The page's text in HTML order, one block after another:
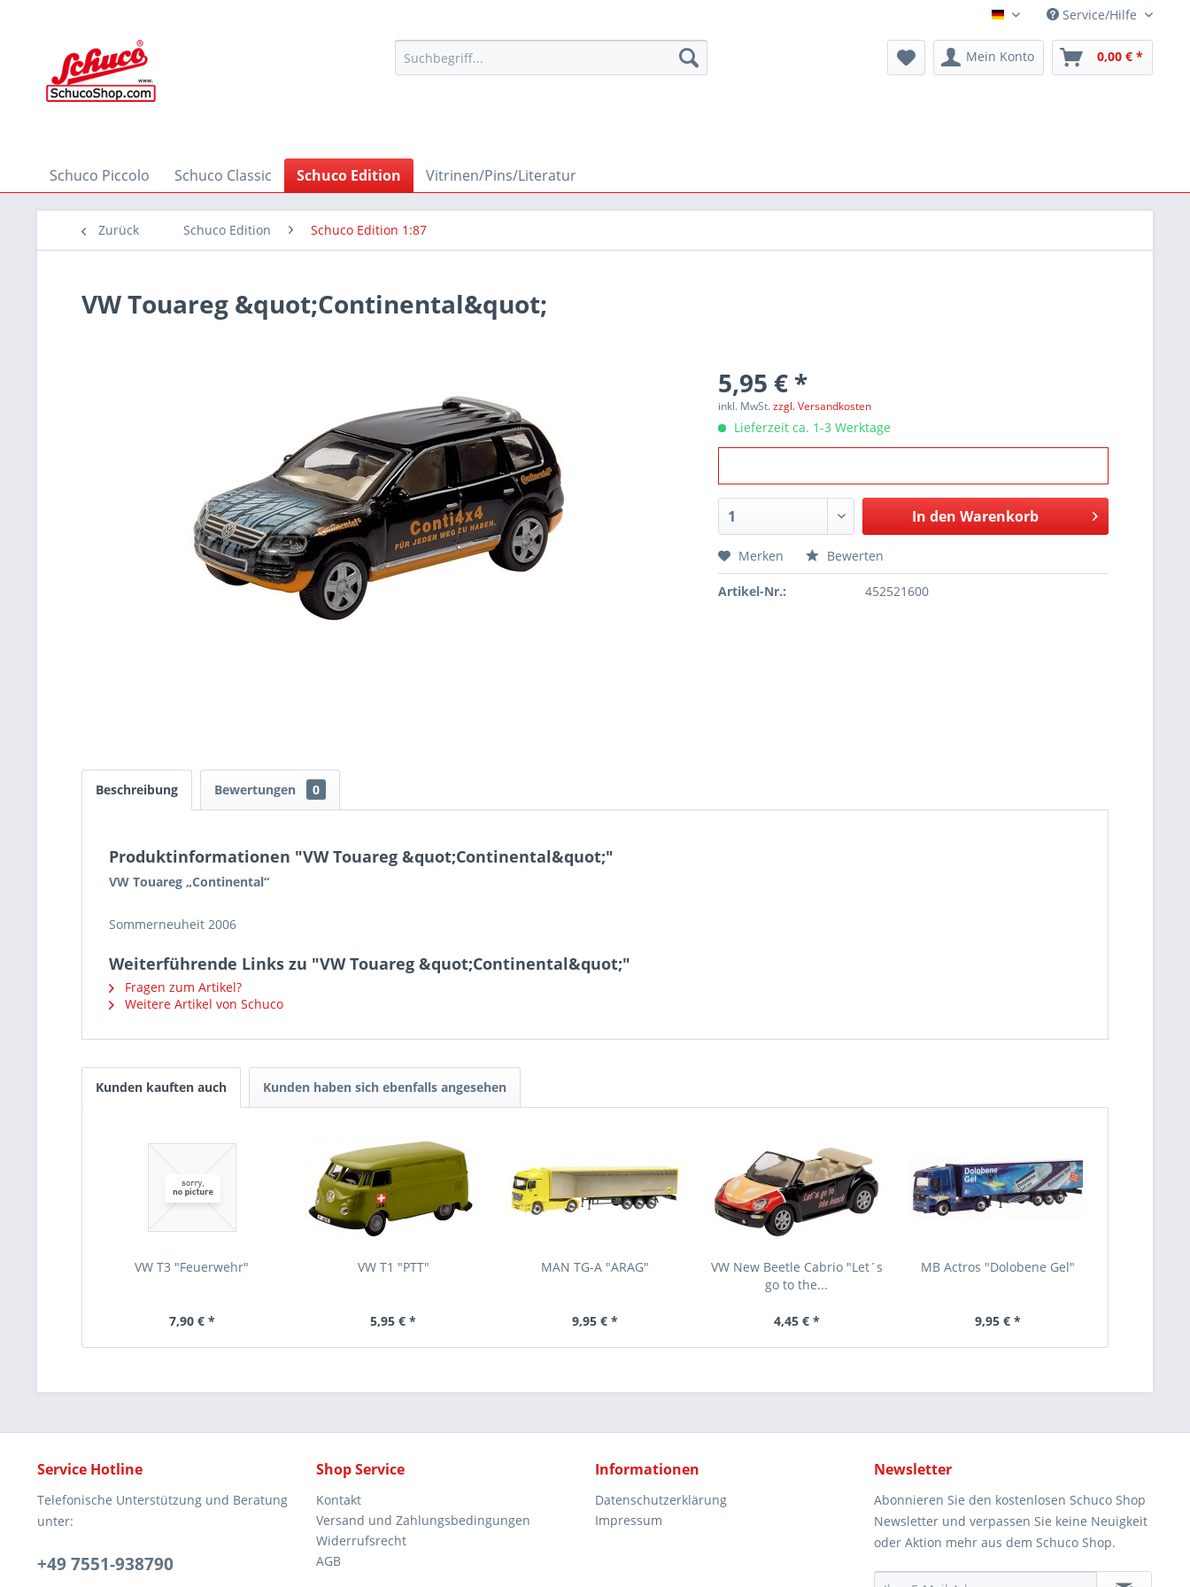
Deutsch Service/Hilfe
Mein Konto 0,00 € *
Schuco Piccolo Schuco Classic Schuco Edition Vitrinen/Pins/Literatur
Zurück Schuco Edition Schuco Edition 1:87
VW Touareg &quot;Continental&quot;
5,95 € *
inkl. MwSt.zzgl. Versandkosten
Lieferzeit ca. 1-3 Werktage
In den Warenkorb
Merken Bewerten
Artikel-Nr.: 452521600
Beschreibung Bewertungen 0
Produktinformationen "VW Touareg &quot;Continental&quot;"
VW Touareg „Continental“
Sommerneuheit 2006
Weiterführende Links zu "VW Touareg &quot;Continental&quot;"
Fragen zum Artikel?
Weitere Artikel von Schuco
Kunden kauften auch Kunden haben sich ebenfalls angesehen
VW T3 "Feuerwehr"
7,90 € *
VW T1 "PTT"
5,95 € *
MAN TG-A "ARAG"
9,95 € *
VW New Beetle Cabrio "Let´s
go to the...
4,45 € *
MB Actros "Dolobene Gel"
9,95 € *
Service Hotline
Telefonische Unterstützung und Beratung
unter:
+49 7551-938790
Shop Service
Kontakt
Versand und Zahlungsbedingungen
Widerrufsrecht
AGB
Informationen
Datenschutzerklärung
Impressum
Newsletter
Abonnieren Sie den kostenlosen Schuco Shop
Newsletter und verpassen Sie keine Neuigkeit
oder Aktion mehr aus dem Schuco Shop.